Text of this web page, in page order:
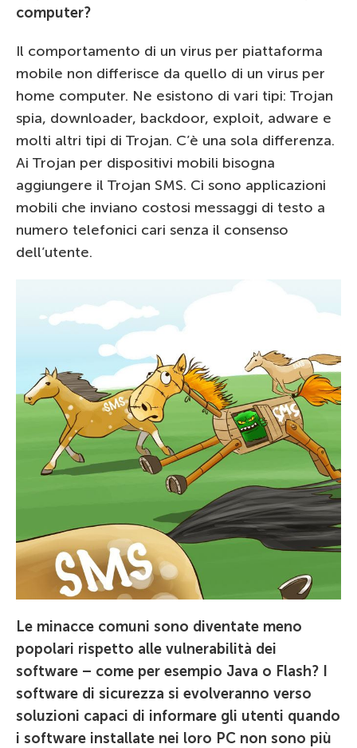
computer?
Il comportamento di un virus per piattaforma
mobile non differisce da quello di un virus per
home computer. Ne esistono di vari tipi: Trojan
spia, downloader, backdoor, exploit, adware e
molti altri tipi di Trojan. C’è una sola differenza.
Ai Trojan per dispositivi mobili bisogna
aggiungere il Trojan SMS. Ci sono applicazioni
mobili che inviano costosi messaggi di testo a
numero telefonici cari senza il consenso
dell’utente.
Le minacce comuni sono diventate meno
popolari rispetto alle vulnerabilità dei
software – come per esempio Java o Flash? I
software di sicurezza si evolveranno verso
soluzioni capaci di informare gli utenti quando
i software installate nei loro PC non sono più